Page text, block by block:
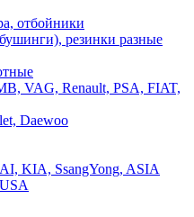
отбойники
резинки разные
VAG, Renault, PSA, FIAT,
Daewoo
KIA, SsangYong, ASIA